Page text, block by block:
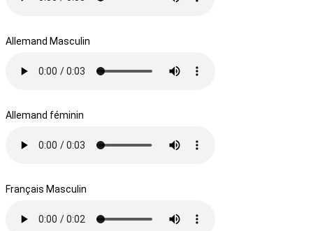
Allemand Masculin
Allemand féminin
Français Masculin